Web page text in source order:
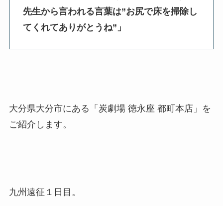
先生から言われる言葉は”お尻で床を掃除し
てくれてありがとうね”」
大分県大分市にある「炭劇場 徳永座 都町本店」を
ご紹介します。
九州遠征１日目。